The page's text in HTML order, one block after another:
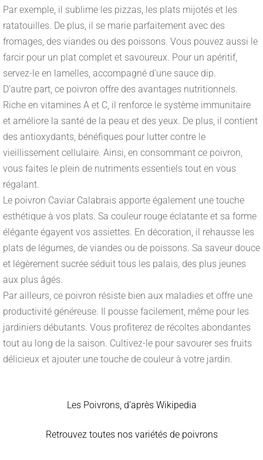
Par exemple, il sublime les pizzas, les plats mijotés et les
ratatouilles. De plus, il se marie parfaitement avec des
fromages, des viandes ou des poissons. Vous pouvez aussi le
farcir pour un plat complet et savoureux. Pour un apéritif,
servez-le en lamelles, accompagné d’une sauce dip.
D’autre part, ce poivron offre des avantages nutritionnels.
Riche en vitamines A et C, il renforce le système immunitaire
et améliore la santé de la peau et des yeux. De plus, il contient
des antioxydants, bénéfiques pour lutter contre le
vieillissement cellulaire. Ainsi, en consommant ce poivron,
vous faites le plein de nutriments essentiels tout en vous
régalant.
Le poivron Caviar Calabrais apporte également une touche
esthétique à vos plats. Sa couleur rouge éclatante et sa forme
élégante égayent vos assiettes. En décoration, il rehausse les
plats de légumes, de viandes ou de poissons. Sa saveur douce
et légèrement sucrée séduit tous les palais, des plus jeunes
aux plus âgés.
Par ailleurs, ce poivron résiste bien aux maladies et offre une
productivité généreuse. Il pousse facilement, même pour les
jardiniers débutants. Vous profiterez de récoltes abondantes
tout au long de la saison. Cultivez-le pour savourer ses fruits
délicieux et ajouter une touche de couleur à votre jardin.
Les Poivrons, d’après Wikipedia
Retrouvez toutes nos variétés de poivrons